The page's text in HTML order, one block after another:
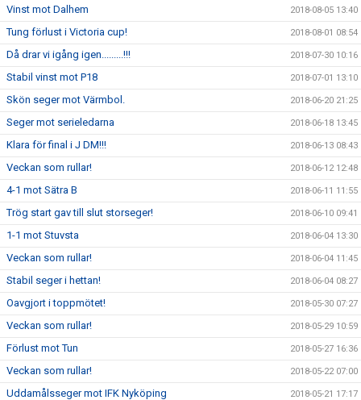
Vinst mot Dalhem 2018-08-05 13:40
Tung förlust i Victoria cup! 2018-08-01 08:54
Då drar vi igång igen.........!!! 2018-07-30 10:16
Stabil vinst mot P18 2018-07-01 13:10
Skön seger mot Värmbol. 2018-06-20 21:25
Seger mot serieledarna 2018-06-18 13:45
Klara för final i J DM!!! 2018-06-13 08:43
Veckan som rullar! 2018-06-12 12:48
4-1 mot Sätra B 2018-06-11 11:55
Trög start gav till slut storseger! 2018-06-10 09:41
1-1 mot Stuvsta 2018-06-04 13:30
Veckan som rullar! 2018-06-04 11:45
Stabil seger i hettan! 2018-06-04 08:27
Oavgjort i toppmötet! 2018-05-30 07:27
Veckan som rullar! 2018-05-29 10:59
Förlust mot Tun 2018-05-27 16:36
Veckan som rullar! 2018-05-22 07:00
Uddamålsseger mot IFK Nyköping 2018-05-21 17:17